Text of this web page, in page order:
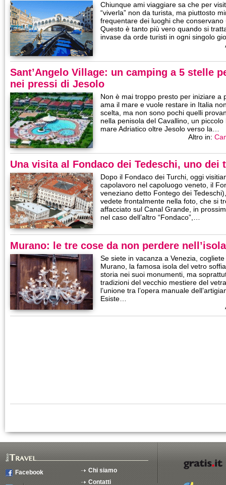
Chiunque ami viaggiare sa che per
“viverla” non da turista, ma piuttosto
frequentare dei luoghi che
Questo è tanto più vero quando si
invase da orde turisti in ogni singolo
Sant’Angelo Village: un camping a 5 stelle
nei pressi di Jesolo
Non è mai troppo presto per iniziare a
ama il mare e vuole restare in Italia
scelta, ma non sono pochi quelli
nella penisola del Cavallino, un
mare Adriatico oltre Jesolo verso la…
Altro in:
Una visita al Fondaco dei Tedeschi, uno dei
Dopo il Fondaco dei Turchi, oggi
capolavoro nel capoluogo veneto, il
veneziano detto Fontego dei
vedete frontalmente nella foto, che si
affacciato sul Canal Grande, in
nel caso dell’altro “Fondaco”,…
Murano: le tre cose da non perdere
Se siete in vacanza a Venezia,
Murano, la famosa isola del vetro
storia nei suoi monumenti, ma
tradizioni del vecchio mestiere del
l’unione tra l’opera manuale
Esiste…
Facebook
Chi siamo
Contatti